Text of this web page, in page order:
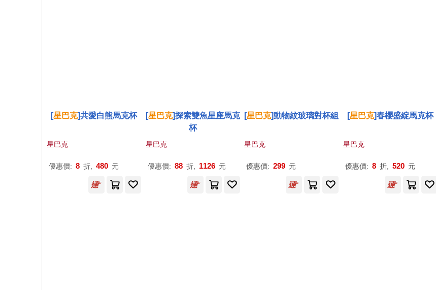
[星巴克]共愛白熊馬克杯
星巴克
優惠價: 8 折, 480 元
[星巴克]探索雙魚星座馬克
杯
星巴克
優惠價: 88 折, 1126 元
[星巴克]動物紋玻璃對杯組
星巴克
優惠價: 299 元
[星巴克]春櫻盛綻馬克杯
星巴克
優惠價: 8 折, 520 元